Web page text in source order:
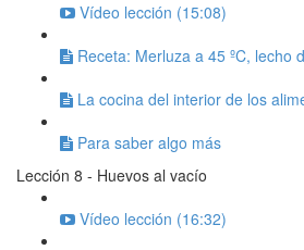
Vídeo lección (15:08)
Receta: Merluza a 45 ºC, lecho
La cocina del interior de los
Para saber algo más
Lección 8 - Huevos al vacío
Vídeo lección (16:32)